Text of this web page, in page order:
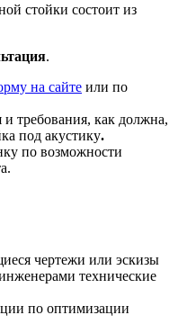
стойки состоит из
.
на сайте или по
требования, как должна,
под акустику.
по возможности
чертежи или эскизы
технические
по оптимизации